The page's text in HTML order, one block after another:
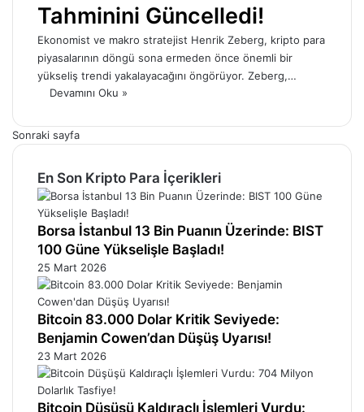
Tahminini Güncelledi!
Ekonomist ve makro stratejist Henrik Zeberg, kripto para
piyasalarının döngü sona ermeden önce önemli bir
yükseliş trendi yakalayacağını öngörüyor. Zeberg,…
Devamını Oku »
Sonraki sayfa
En Son Kripto Para İçerikleri
Borsa İstanbul 13 Bin Puanın Üzerinde: BIST
100 Güne Yükselişle Başladı!
25 Mart 2026
Bitcoin 83.000 Dolar Kritik Seviyede:
Benjamin Cowen’dan Düşüş Uyarısı!
23 Mart 2026
Bitcoin Düşüşü Kaldıraçlı İşlemleri Vurdu: